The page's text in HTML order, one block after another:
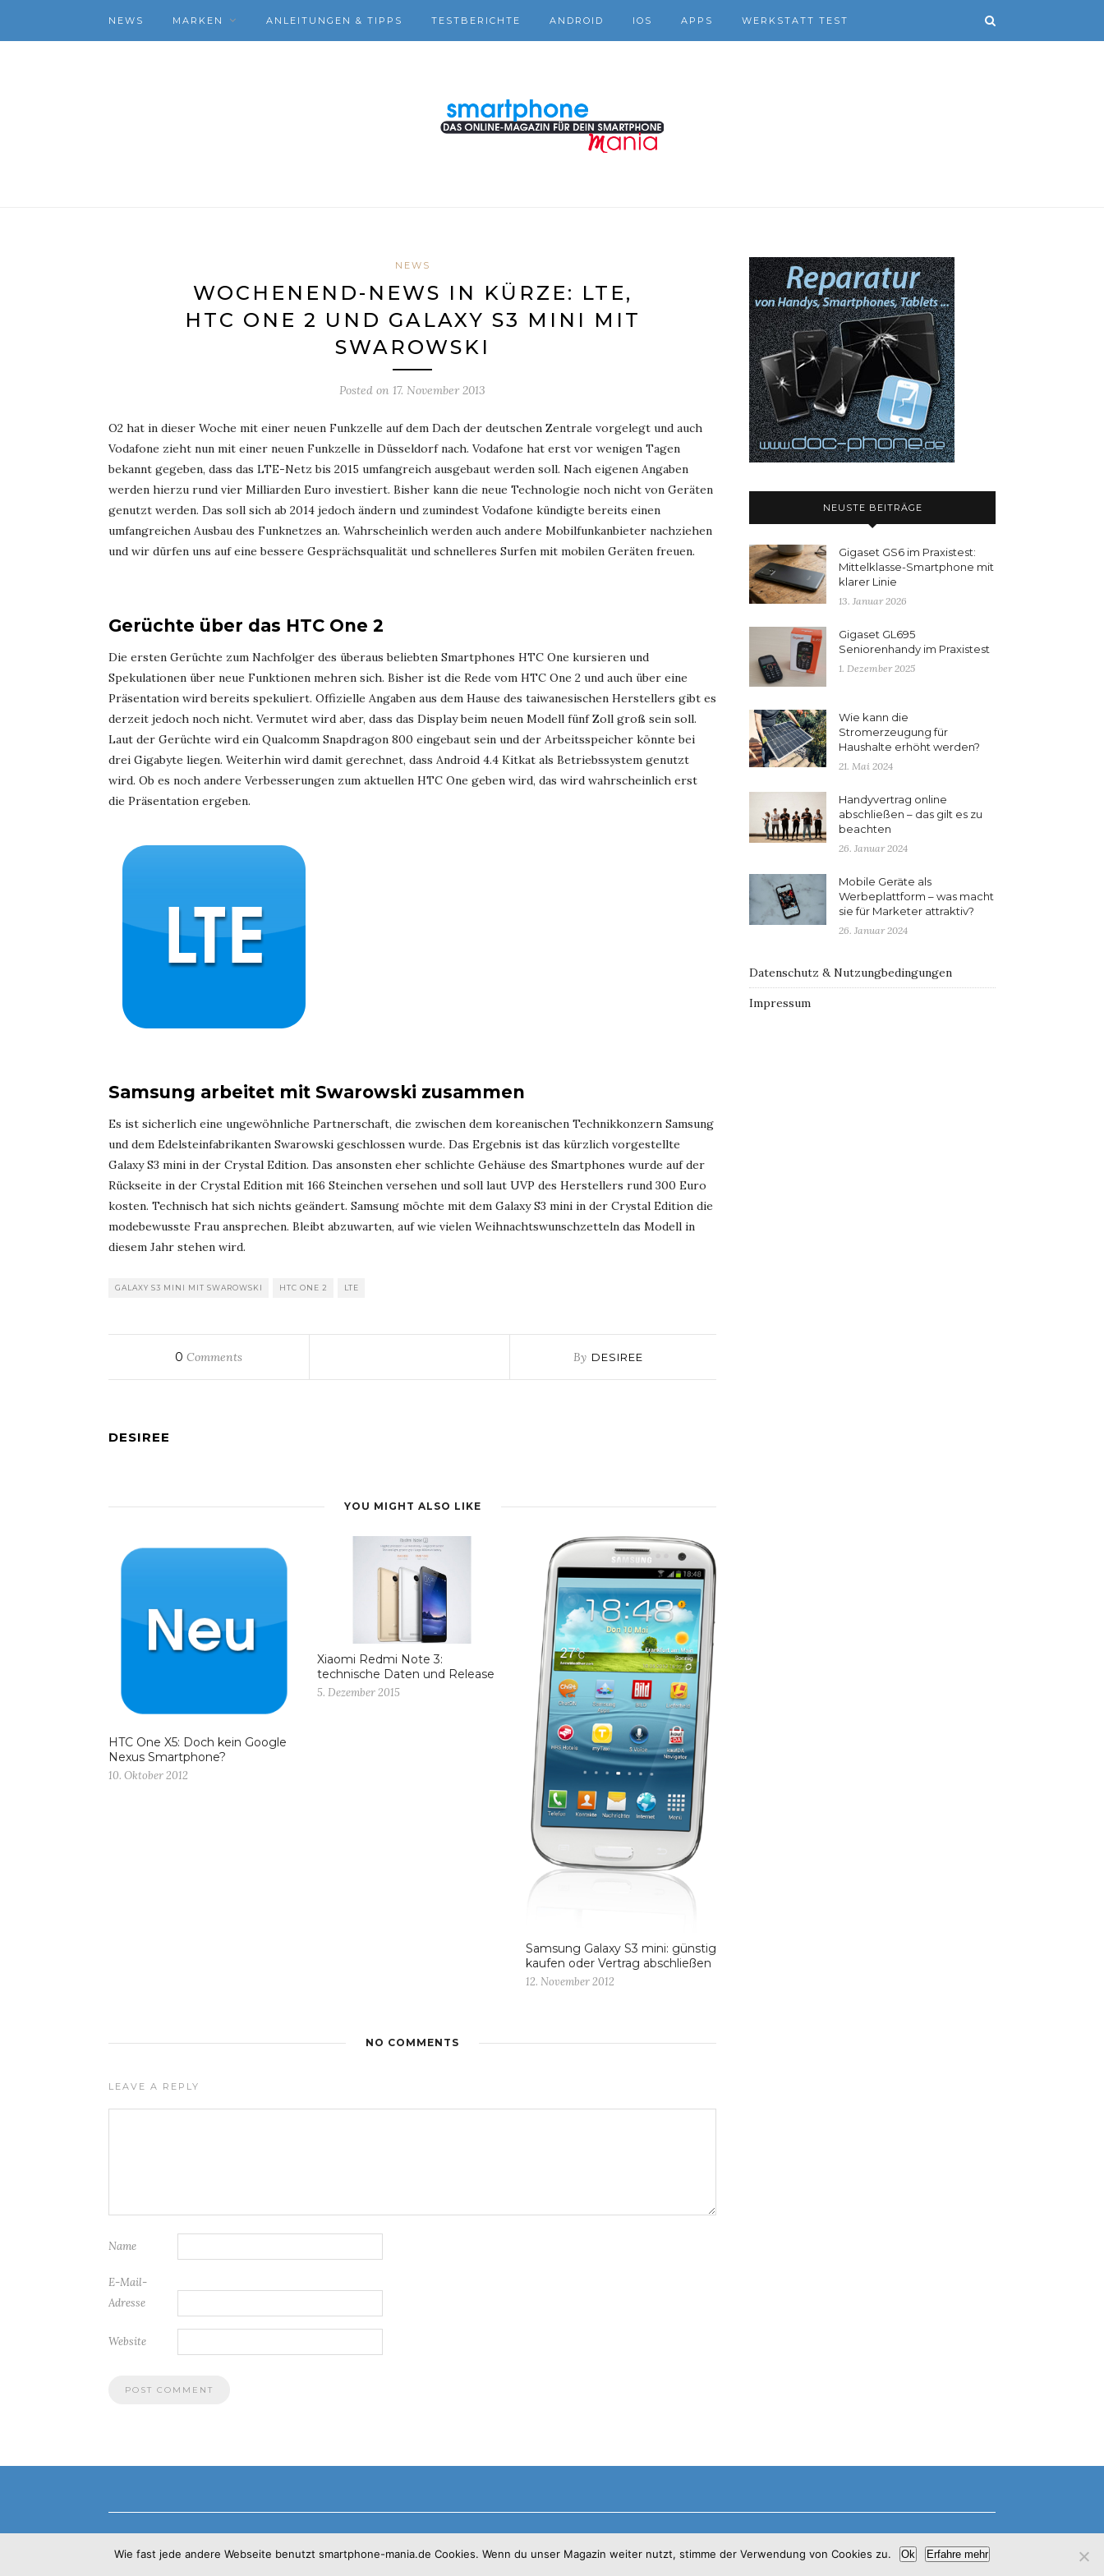
NEWS MARKEN ANLEITUNGEN & TIPPS TESTBERICHTE ANDROID IOS APPS WERKSTATT TEST
NEWS
WOCHENEND-NEWS IN KÜRZE: LTE,
HTC ONE 2 UND GALAXY S3 MINI MIT
SWAROWSKI
Posted on 17. November 2013
O2 hat in dieser Woche mit einer neuen Funkzelle auf dem Dach der deutschen Zentrale vorgelegt und auch
Vodafone zieht nun mit einer neuen Funkzelle in Düsseldorf nach. Vodafone hat erst vor wenigen Tagen
bekannt gegeben, dass das LTE-Netz bis 2015 umfangreich ausgebaut werden soll. Nach eigenen Angaben
werden hierzu rund vier Milliarden Euro investiert. Bisher kann die neue Technologie noch nicht von Geräten
genutzt werden. Das soll sich ab 2014 jedoch ändern und zumindest Vodafone kündigte bereits einen
umfangreichen Ausbau des Funknetzes an. Wahrscheinlich werden auch andere Mobilfunkanbieter nachziehen
und wir dürfen uns auf eine bessere Gesprächsqualität und schnelleres Surfen mit mobilen Geräten freuen.
Gerüchte über das HTC One 2
Die ersten Gerüchte zum Nachfolger des überaus beliebten Smartphones HTC One kursieren und
Spekulationen über neue Funktionen mehren sich. Bisher ist die Rede vom HTC One 2 und auch über eine
Präsentation wird bereits spekuliert. Offizielle Angaben aus dem Hause des taiwanesischen Herstellers gibt es
derzeit jedoch noch nicht. Vermutet wird aber, dass das Display beim neuen Modell fünf Zoll groß sein soll.
Laut der Gerüchte wird ein Qualcomm Snapdragon 800 eingebaut sein und der Arbeitsspeicher könnte bei
drei Gigabyte liegen. Weiterhin wird damit gerechnet, dass Android 4.4 Kitkat als Betriebssystem genutzt
wird. Ob es noch andere Verbesserungen zum aktuellen HTC One geben wird, das wird wahrscheinlich erst
die Präsentation ergeben.
Samsung arbeitet mit Swarowski zusammen
Es ist sicherlich eine ungewöhnliche Partnerschaft, die zwischen dem koreanischen Technikkonzern Samsung
und dem Edelsteinfabrikanten Swarowski geschlossen wurde. Das Ergebnis ist das kürzlich vorgestellte
Galaxy S3 mini in der Crystal Edition. Das ansonsten eher schlichte Gehäuse des Smartphones wurde auf der
Rückseite in der Crystal Edition mit 166 Steinchen versehen und soll laut UVP des Herstellers rund 300 Euro
kosten. Technisch hat sich nichts geändert. Samsung möchte mit dem Galaxy S3 mini in der Crystal Edition die
modebewusste Frau ansprechen. Bleibt abzuwarten, auf wie vielen Weihnachtswunschzetteln das Modell in
diesem Jahr stehen wird.
GALAXY S3 MINI MIT SWAROWSKI HTC ONE 2 LTE
0 Comments By DESIREE
DESIREE
YOU MIGHT ALSO LIKE
HTC One X5: Doch kein Google
Nexus Smartphone?
10. Oktober 2012
Xiaomi Redmi Note 3:
technische Daten und Release
5. Dezember 2015
Samsung Galaxy S3 mini: günstig
kaufen oder Vertrag abschließen
12. November 2012
NO COMMENTS
LEAVE A REPLY
Name
E-Mail-
Adresse
Website
NEUSTE BEITRÄGE
Gigaset GS6 im Praxistest:
Mittelklasse-Smartphone mit
klarer Linie
13. Januar 2026
Gigaset GL695
Seniorenhandy im Praxistest
1. Dezember 2025
Wie kann die
Stromerzeugung für
Haushalte erhöht werden?
21. Mai 2024
Handyvertrag online
abschließen – das gilt es zu
beachten
26. Januar 2024
Mobile Geräte als
Werbeplattform – was macht
sie für Marketer attraktiv?
26. Januar 2024
Datenschutz & Nutzungbedingungen
Impressum
Wie fast jede andere Webseite benutzt smartphone-mania.de Cookies. Wenn du unser Magazin weiter nutzt, stimme der Verwendung von Cookies zu. Ok Erfahre mehr